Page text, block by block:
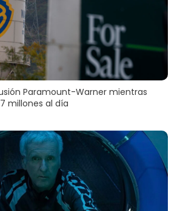
Paramount-Warner mientras
millones al día